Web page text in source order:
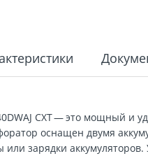
СXT — это мощный и
оснащен двумя
зарядки